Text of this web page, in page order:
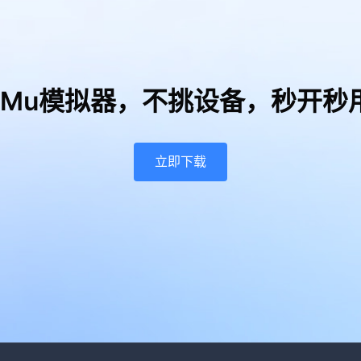
模拟器， 不挑设备，秒开秒
立即下载